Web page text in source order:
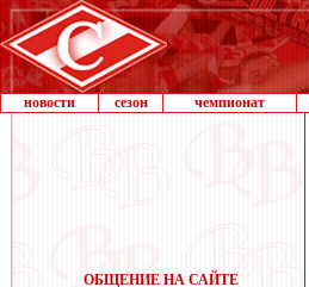
новости сезон чемпионат
ОБЩЕНИЕ НА САЙТЕ